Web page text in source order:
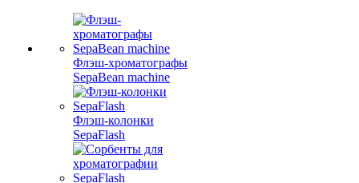
Флэш-хроматографы
SepaBean machine
Флэш-колонки
SepaFlash